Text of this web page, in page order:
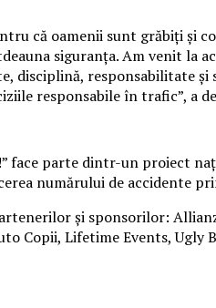
că oamenii sunt grăbiți și
siguranța. Am venit la
disciplină, responsabilitate
responsabile în trafic”, a
face parte dintr-un proiect
numărului de accidente
și sponsorilor: Allianz
Copii, Lifetime Events, Ugly